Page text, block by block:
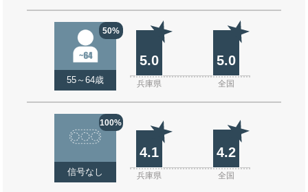
50%
55～64歳
5.0 5.0
兵庫県 全国
100%
信号なし
4.1 4.2
兵庫県 全国